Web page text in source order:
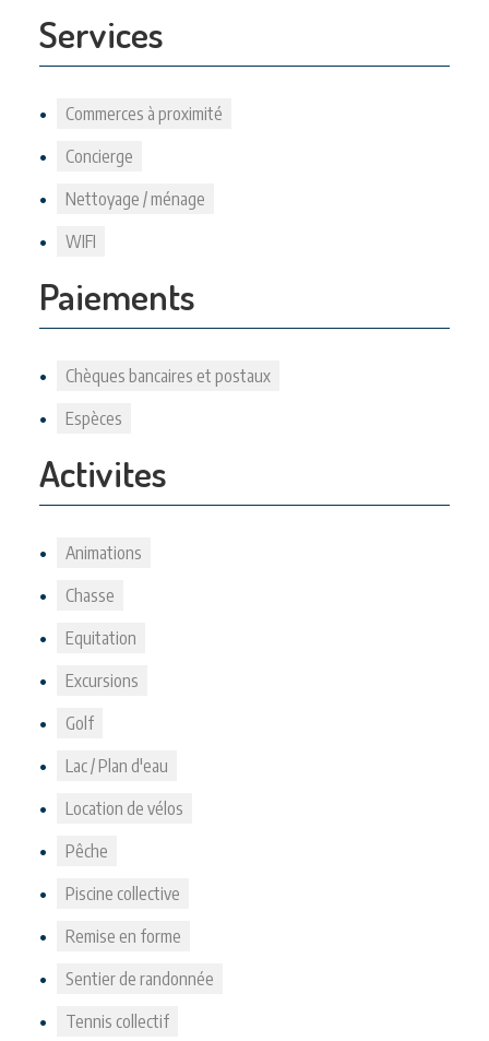
Services
Commerces à proximité
Concierge
Nettoyage / ménage
WIFI
Paiements
Chèques bancaires et postaux
Espèces
Activites
Animations
Chasse
Equitation
Excursions
Golf
Lac / Plan d'eau
Location de vélos
Pêche
Piscine collective
Remise en forme
Sentier de randonnée
Tennis collectif